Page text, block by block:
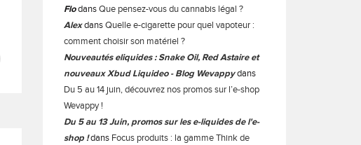
Flodans Que pensez-vous du cannabis légal ?
Alexdans Quelle e-cigarette pour quel vapoteur :
comment choisir son matériel ?
Nouveautés eliquides : Snake Oil, Red Astaire et
nouveaux Xbud Liquideo - Blog Wevappydans
Du 5 au 14 juin, découvrez nos promos sur l’e-shop
Wevappy !
Du 5 au 13 Juin, promos sur les e-liquides de l'e-
shop !dans Focus produits : la gamme Think de